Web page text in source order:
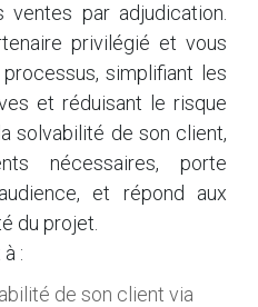
par adjudication.
privilégié et vous
simplifiant les
et réduisant le risque
solvabilité de son client,
nécessaires, porte
et répond aux
du projet.
:
de son client via